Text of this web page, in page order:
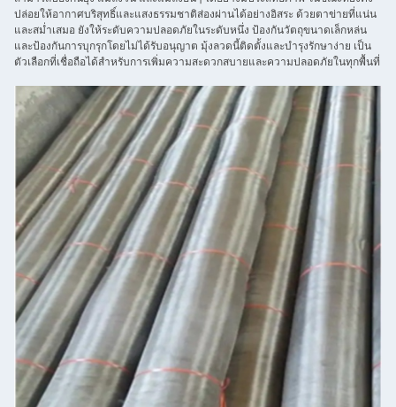
ปล่อยให้อากาศบริสุทธิ์และแสงธรรมชาติส่องผ่านได้อย่างอิสระ ด้วยตาข่ายที่แน่น
และสม่ำเสมอ ยังให้ระดับความปลอดภัยในระดับหนึ่ง ป้องกันวัตถุขนาดเล็กหล่น
และป้องกันการบุกรุกโดยไม่ได้รับอนุญาต มุ้งลวดนี้ติดตั้งและบำรุงรักษาง่าย เป็น
ตัวเลือกที่เชื่อถือได้สำหรับการเพิ่มความสะดวกสบายและความปลอดภัยในทุกพื้นที่